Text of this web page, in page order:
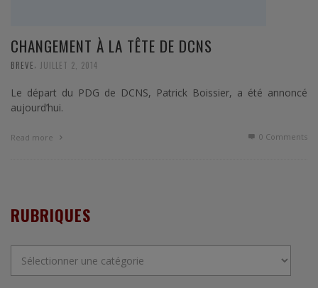
CHANGEMENT À LA TÊTE DE DCNS
BREVE JUILLET 2, 2014
Le départ du PDG de DCNS, Patrick Boissier, a été annoncé
aujourd’hui.
Read more 0 Comments
RUBRIQUES